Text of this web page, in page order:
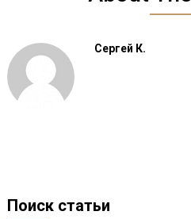
Сергей К.
Поиск статьи